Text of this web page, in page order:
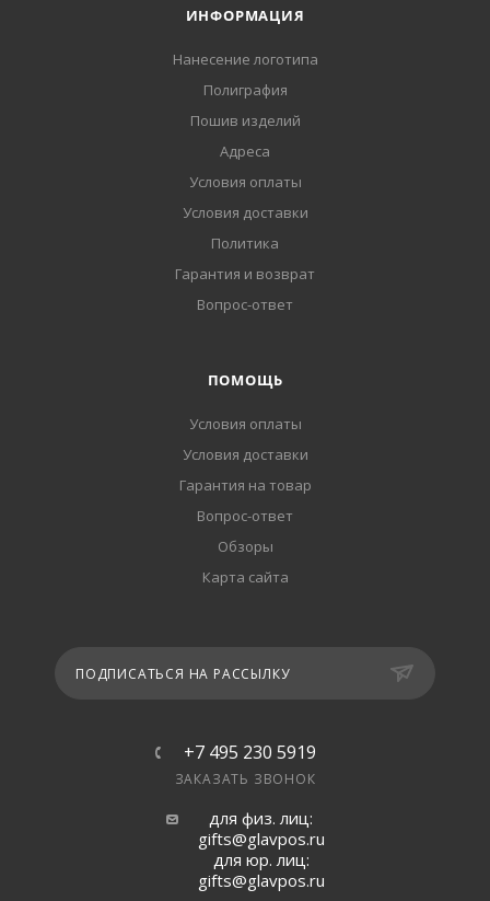
ИНФОРМАЦИЯ
Нанесение логотипа
Полиграфия
Пошив изделий
Адреса
Условия оплаты
Условия доставки
Политика
Гарантия и возврат
Вопрос-ответ
ПОМОЩЬ
Условия оплаты
Условия доставки
Гарантия на товар
Вопрос-ответ
Обзоры
Карта сайта
ПОДПИСАТЬСЯ НА РАССЫЛКУ
+7 495 230 5919
ЗАКАЗАТЬ ЗВОНОК
для физ. лиц:
gifts@glavpos.ru
для юр. лиц:
gifts@glavpos.ru